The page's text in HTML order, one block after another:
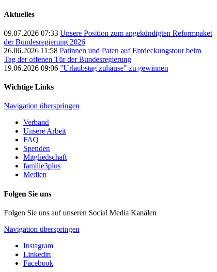
Aktuelles
09.07.2026 07:33 Unsere Position zum angekündigten Reformpaket
der Bundesregierung 2026
26.06.2026 11:58 Patinnen und Paten auf Entdeckungstour beim
Tag der offenen Tür der Bundesregierung
19.06.2026 09:06 "Urlaubstag zuhause" zu gewinnen
Wichtige Links
Navigation überspringen
Verband
Unsere Arbeit
FAQ
Spenden
Mitgliedschaft
familie3plus
Medien
Folgen Sie uns
Folgen Sie uns auf unseren Social Media Kanälen
Navigation überspringen
Instagram
Linkedin
Facebook